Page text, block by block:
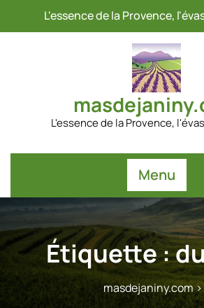
L'essence de la Provence,
L'essence de la Provence,
Menu
Étiquette :
masdejaniny.com